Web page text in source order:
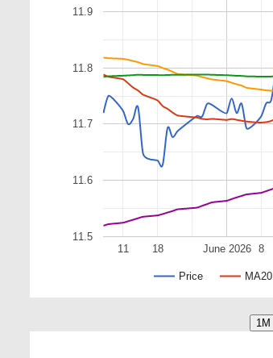
Price MA20
June 2026
11 18 8
11.5
11.6
11.7
11.8
11.9